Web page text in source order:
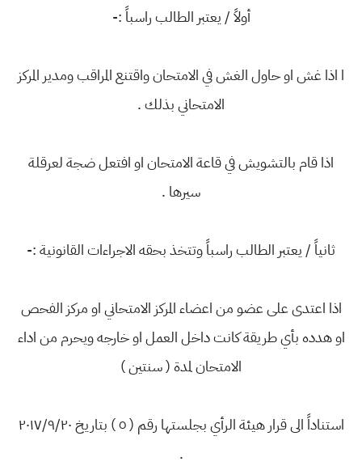
أولاً / يعتبر الطالب راسباً :-
ا اذا غش او حاول الغش في الامتحان واقتنع المراقب ومدير المركز
الامتحاني بذلك .
اذا قام بالتشويش في قاعة الامتحان او افتعل ضجة لعرقلة
سيرها .
ثانياً / يعتبر الطالب راسباً وتتخذ بحقه الاجراءات القانونية :-
اذا اعتدى على عضو من اعضاء المركز الامتحاني او مركز الفحص
او هدده بأي طريقة كانت داخل العمل او خارجه ويحرم من اداء
الامتحان لمدة ( سنتين )
استناداً الى قرار هيئة الرأي بجلستها رقم ( ٥ ) بتاريخ ۲۰۱۷/۹/۲۰
.